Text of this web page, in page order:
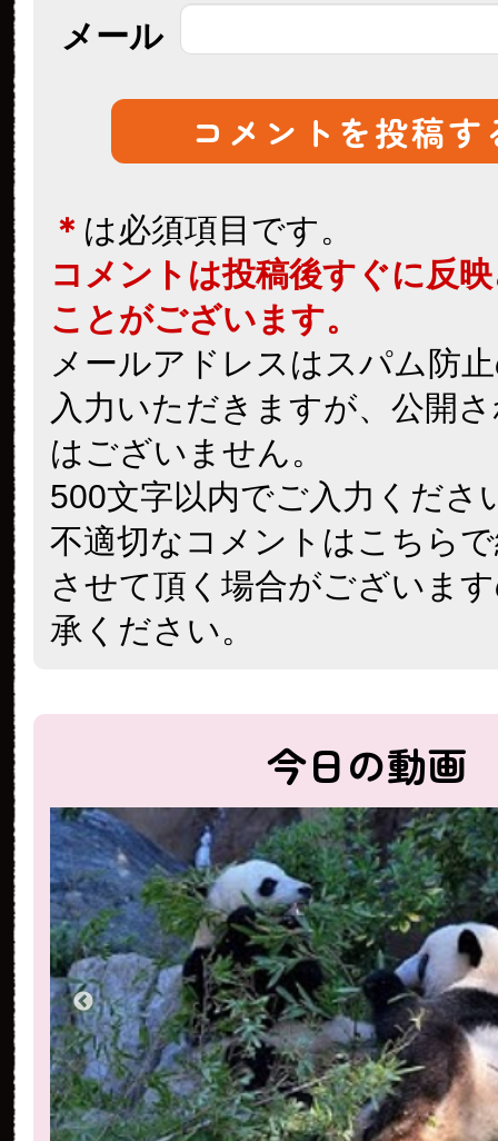
メール
＊ は必須項目です。
コメントは投稿後すぐに反
ことがございます。
メールアドレスはスパム防
入力いただきますが、公開
はございません。
500文字以内でご入力くださ
不適切なコメントはこちら
させて頂く場合がございま
承ください。
今日の動画